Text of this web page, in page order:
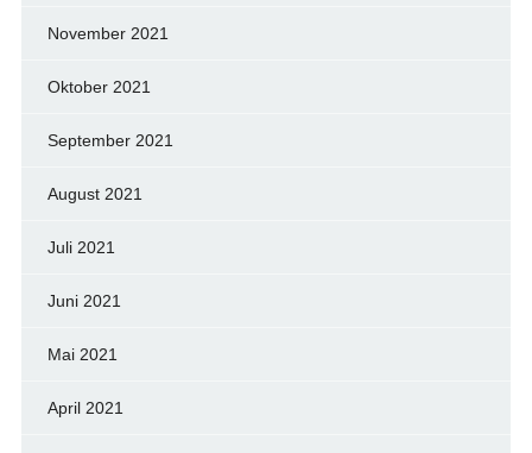
November 2021
Oktober 2021
September 2021
August 2021
Juli 2021
Juni 2021
Mai 2021
April 2021